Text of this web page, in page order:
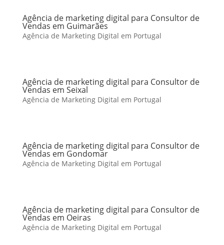
Agência de marketing digital para Consultor de
Vendas em Guimarães
Agência de Marketing Digital em Portugal
Agência de marketing digital para Consultor de
Vendas em Seixal
Agência de Marketing Digital em Portugal
Agência de marketing digital para Consultor de
Vendas em Gondomar
Agência de Marketing Digital em Portugal
Agência de marketing digital para Consultor de
Vendas em Oeiras
Agência de Marketing Digital em Portugal